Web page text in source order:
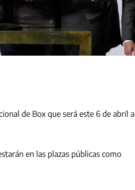
de Box que será este 6 de abril a
en las plazas públicas como